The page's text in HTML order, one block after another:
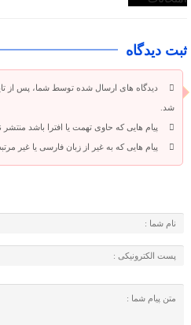
ثبت دیدگاه
دیدگاه های ارسال شده توسط شما، پس از
شد.
پیام هایی که حاوی تهمت یا افترا باشد منتشر
پیام هایی که به غیر از زبان فارسی یا غیر